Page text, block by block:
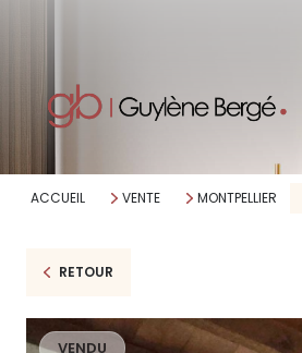
ACCUEIL VENTE MONTPELLIER
RETOUR
VENDU